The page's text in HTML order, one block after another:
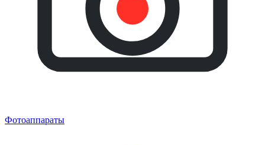
Фотоаппараты